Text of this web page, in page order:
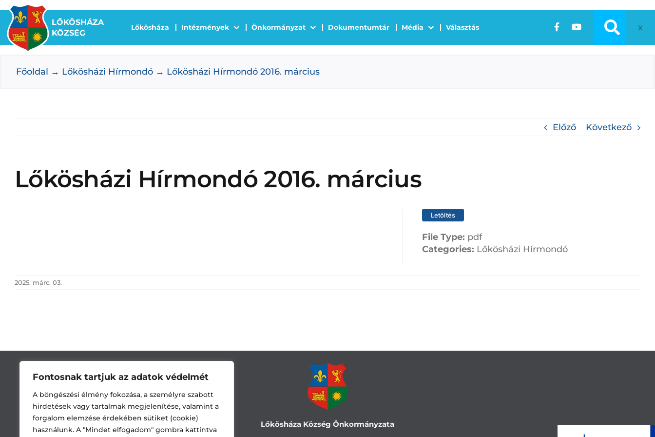
Fontosnak tartjuk az adatok védelmét
A böngészési élmény fokozása, a személyre szabott
hirdetések vagy tartalmak megjelenítése, valamint a
forgalom elemzése érdekében sütiket (cookie)
használunk. A "Mindet elfogadom" gombra kattintva
Kihagyás
LŐKÖSHÁZA
KÖZSÉG
Lőkösháza Intézmények Önkormányzat Dokumentumtár Média Választás x
Főoldal Lőkösházi Hírmondó Lőkösházi Hírmondó 2016. március
Előző Következő
Lőkösházi Hírmondó 2016. március
Letöltés
File Type: pdf
Categories: Lőkösházi Hírmondó
2025. márc. 03.
Lőkösháza Község Önkormányzata